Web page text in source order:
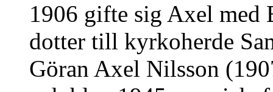
1906 gifte sig Axel med
dotter till kyrkoherde
Göran Axel Nilsson